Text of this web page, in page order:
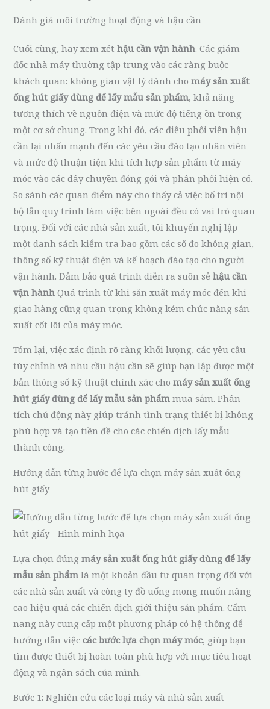
Đánh giá môi trường hoạt động và hậu cần
Cuối cùng, hãy xem xéthậu cần vận hành. Các giám
đốc nhà máy thường tập trung vào các ràng buộc
khách quan: không gian vật lý dành chomáy sản xuất
ống hút giấy dùng để lấy mẫu sản phẩm, khả năng
tương thích về nguồn điện và mức độ tiếng ồn trong
một cơ sở chung. Trong khi đó, các điều phối viên hậu
cần lại nhấn mạnh đến các yêu cầu đào tạo nhân viên
và mức độ thuận tiện khi tích hợp sản phẩm từ máy
móc vào các dây chuyền đóng gói và phân phối hiện có.
So sánh các quan điểm này cho thấy cả việc bố trí nội
bộ lẫn quy trình làm việc bên ngoài đều có vai trò quan
trọng. Đối với các nhà sản xuất, tôi khuyến nghị lập
một danh sách kiểm tra bao gồm các số đo không gian,
thông số kỹ thuật điện và kế hoạch đào tạo cho người
vận hành. Đảm bảo quá trình diễn ra suôn sẻhậu cần
vận hành Quá trình từ khi sản xuất máy móc đến khi
giao hàng cũng quan trọng không kém chức năng sản
xuất cốt lõi của máy móc.
Tóm lại, việc xác định rõ ràng khối lượng, các yêu cầu
tùy chỉnh và nhu cầu hậu cần sẽ giúp bạn lập được một
bản thông số kỹ thuật chính xác chomáy sản xuất ống
hút giấy dùng để lấy mẫu sản phẩm mua sắm. Phân
tích chủ động này giúp tránh tình trạng thiết bị không
phù hợp và tạo tiền đề cho các chiến dịch lấy mẫu
thành công.
Hướng dẫn từng bước để lựa chọn máy sản xuất ống
hút giấy
Lựa chọn đúngmáy sản xuất ống hút giấy dùng để lấy
mẫu sản phẩm là một khoản đầu tư quan trọng đối với
các nhà sản xuất và công ty đồ uống mong muốn nâng
cao hiệu quả các chiến dịch giới thiệu sản phẩm. Cẩm
nang này cung cấp một phương pháp có hệ thống để
hướng dẫn việccác bước lựa chọn máy móc, giúp bạn
tìm được thiết bị hoàn toàn phù hợp với mục tiêu hoạt
động và ngân sách của mình.
Bước 1: Nghiên cứu các loại máy và nhà sản xuất